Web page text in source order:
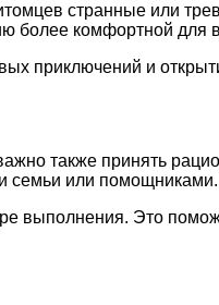
странные или
более комфортной для
приключений и
также принять
семьи или помощниками.
выполнения. Это